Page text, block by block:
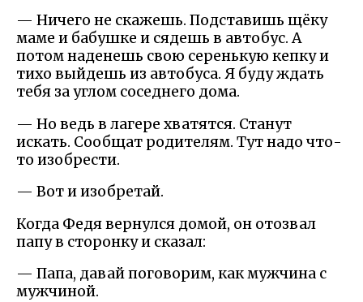
— Ничего не скажешь. Подставишь щёку
маме и бабушке и сядешь в автобус. А
потом наденешь свою серенькую кепку и
тихо выйдешь из автобуса. Я буду ждать
тебя за углом соседнего дома.
— Но ведь в лагере хватятся. Станут
искать. Сообщат родителям. Тут надо что-
то изобрести.
— Вот и изобретай.
Когда Федя вернулся домой, он отозвал
папу в сторонку и сказал:
— Папа, давай поговорим, как мужчина с
мужчиной.